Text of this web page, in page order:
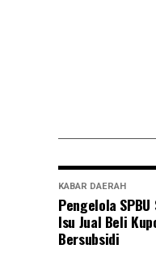
KABAR DAERAH
Pengelola
Isu Jual Beli
Bersubsidi